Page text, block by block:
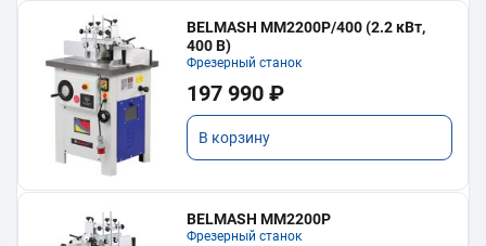
BELMASH MM2200P/400 (2.2 кВт,
400 В)
Фрезерный станок
197 990 ₽
В корзину
BELMASH MM2200P
Фрезерный станок